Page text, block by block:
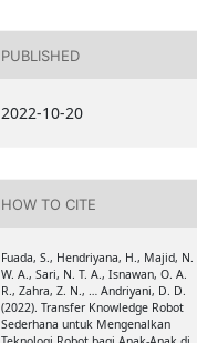
PUBLISHED
2022-10-20
HOW TO CITE
Fuada, S., Hendriyana, H., Majid, N.
W. A., Sari, N. T. A., Isnawan, O. A.
R., Zahra, Z. N., … Andriyani, D. D.
(2022). Transfer Knowledge Robot
Sederhana untuk Mengenalkan